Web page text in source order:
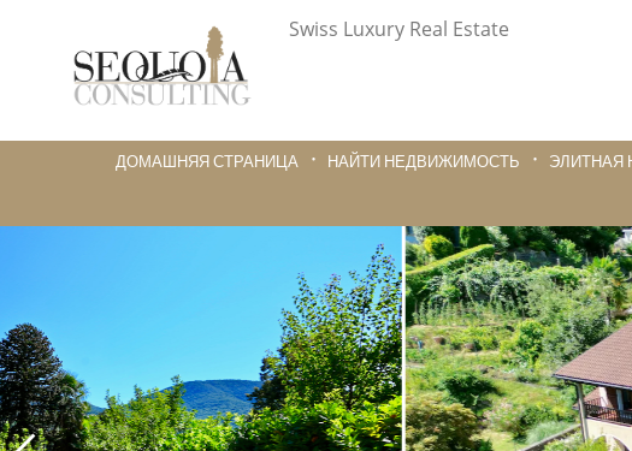
Swiss Luxury Real Estate
ДОМАШНЯЯ СТРАНИЦА НАЙТИ НЕДВИЖИМОСТЬ ЭЛИТНАЯ